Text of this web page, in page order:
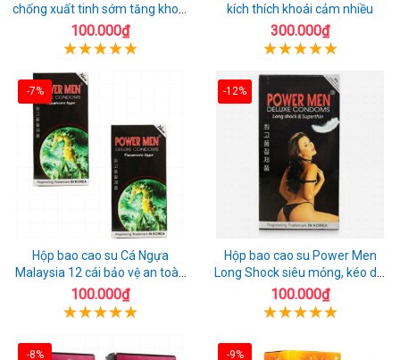
chống xuất tinh sớm tăng khoái
cảm
100.000₫
kích thích khoái cảm nhiều
300.000₫
-7%
Hộp bao cao su Cá Ngựa
Malaysia 12 cái bảo vệ an toàn
tuyệt đối
100.000₫
-12%
Hộp bao cao su Power Men
Long Shock siêu mỏng, kéo dài
quan hệ thoải mái
100.000₫
-8% -9%